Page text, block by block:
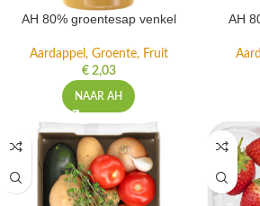
AH 80% groentesap venkel
Aardappel, Groente, Fruit
€2,03
NAAR AH
AH